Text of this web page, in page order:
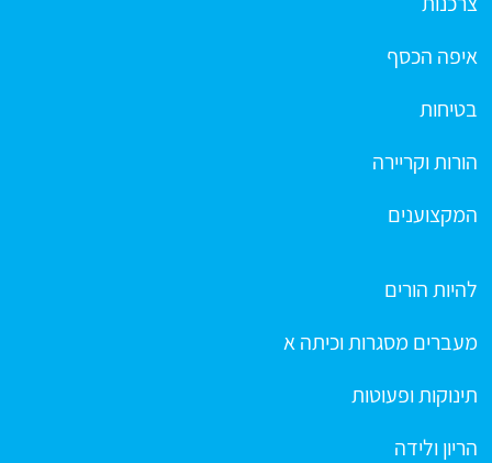
איפה הכסף
בטיחות
הורות וקריירה
המקצוענים
להיות הורים
מעברים מסגרות וכיתה א
תינוקות ופעוטות
הריון ולידה